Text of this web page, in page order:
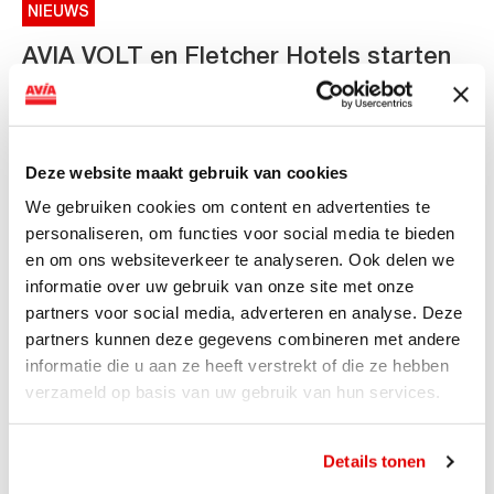
Deze website maakt gebruik van cookies
We gebruiken cookies om content en advertenties te
personaliseren, om functies voor social media te bieden
en om ons websiteverkeer te analyseren. Ook delen we
informatie over uw gebruik van onze site met onze
partners voor social media, adverteren en analyse. Deze
partners kunnen deze gegevens combineren met andere
informatie die u aan ze heeft verstrekt of die ze hebben
verzameld op basis van uw gebruik van hun services.
Details tonen
NIEUWS
AVIA VOLT en Fletcher Hotels starten
landelijke uitrol van DC-
van DC-snellaadinfrastructuur AVIA VOLT en...
Lees verder